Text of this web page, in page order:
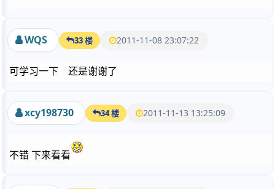
WQS 33 楼 2011-11-08 23:07:22
可学习一下 还是谢谢了
xcy198730 34 楼 2011-11-13 13:25:09
不错 下来看看